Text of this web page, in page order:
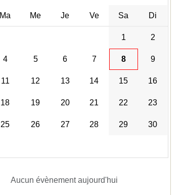
Ma Me Je Ve Sa Di
1 2
4 5 6 7 8 9
11 12 13 14 15 16
18 19 20 21 22 23
25 26 27 28 29 30
Aucun évènement aujourd'hui